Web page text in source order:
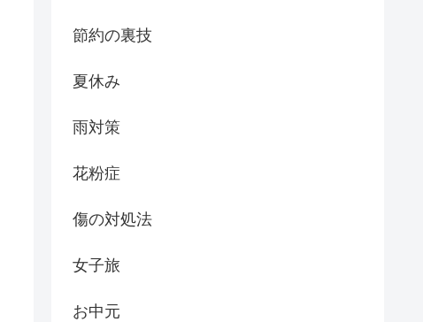
節約の裏技
夏休み
雨対策
花粉症
傷の対処法
女子旅
お中元